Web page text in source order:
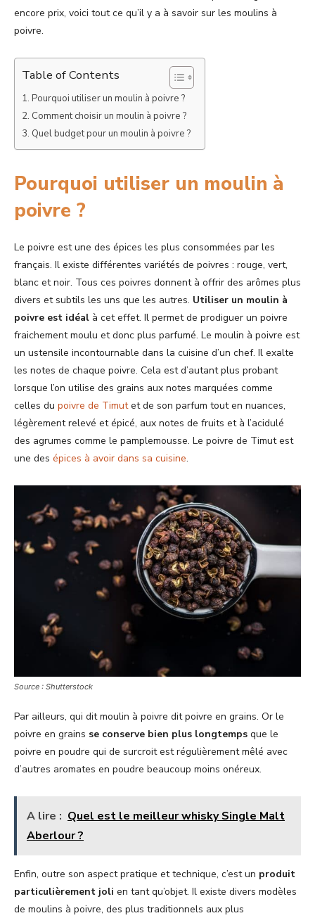
encore prix, voici tout ce qu’il y a à savoir sur les moulins à
poivre.
Table of Contents
Pourquoi utiliser un moulin à poivre ?
Comment choisir un moulin à poivre ?
Quel budget pour un moulin à poivre ?
Pourquoi utiliser un moulin à
poivre ?
Le poivre est une des épices les plus consommées par les
français. Il existe différentes variétés de poivres : rouge, vert,
blanc et noir. Tous ces poivres donnent à offrir des arômes plus
divers et subtils les uns que les autres. Utiliser un moulin à
poivre est idéal à cet effet. Il permet de prodiguer un poivre
fraichement moulu et donc plus parfumé. Le moulin à poivre est
un ustensile incontournable dans la cuisine d’un chef. Il exalte
les notes de chaque poivre. Cela est d’autant plus probant
lorsque l’on utilise des grains aux notes marquées comme
celles du poivre de Timutet de son parfum tout en nuances,
légèrement relevé et épicé, aux notes de fruits et à l’acidulé
des agrumes comme le pamplemousse. Le poivre de Timut est
une des épices à avoir dans sa cuisine.
Source : Shutterstock
Par ailleurs, qui dit moulin à poivre dit poivre en grains. Or le
poivre en grains se conserve bien plus longtemps que le
poivre en poudre qui de surcroit est régulièrement mêlé avec
d’autres aromates en poudre beaucoup moins onéreux.
A lire : Quel est le meilleur whisky Single Malt
Aberlour ?
Enfin, outre son aspect pratique et technique, c’est un produit
particulièrement joli en tant qu’objet. Il existe divers modèles
de moulins à poivre, des plus traditionnels aux plus